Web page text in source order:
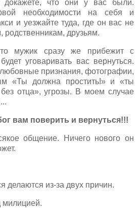
что они у вас были.
необходимости на себя и
и уезжайте туда, где он вас не
родственникам, друзьям.
мужик сразу же прибежит с
уговаривать вас вернуться.
признания, фотографии,
«Ты должна простить!» и «ты
отца», угрозы. В моем случае
вам поверить и вернуться!!!
общение. Ничего нового он
делаются из-за двух причин.
милицией.